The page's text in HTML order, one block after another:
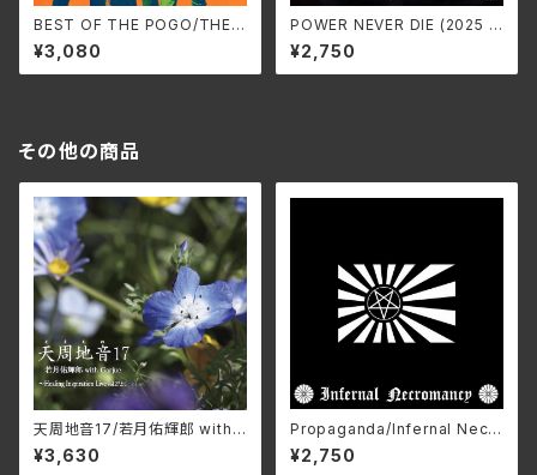
BEST OF THE POGO/THE P
OGO SS-944C(仕様:CD)
¥3,080
POWER NEVER DIE (2025 E
DITION) /THE COMES SS
-975 (仕様:CD)
¥2,750
その他の商品
天周地音17/若月佑輝郎 with
Garjue TXTH-0043(仕様:
CD)
¥3,630
Propaganda/Infernal Necr
omancy ZDR-073(仕様:C
D)
¥2,750